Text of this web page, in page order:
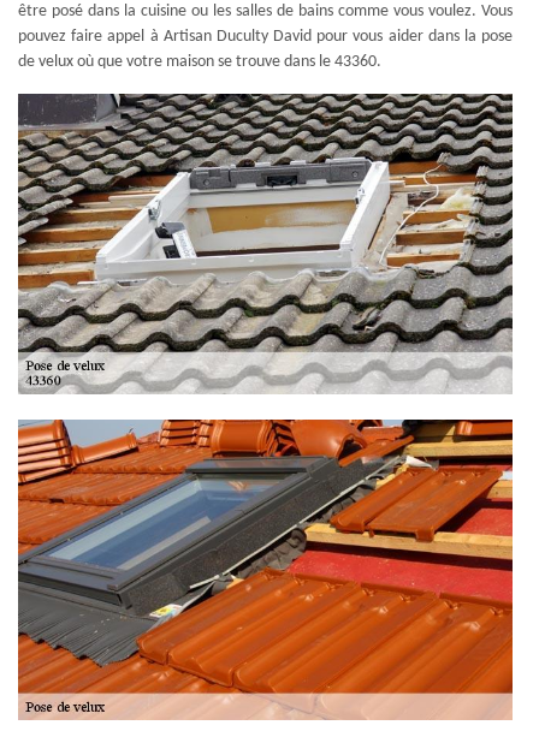
être posé dans la cuisine ou les salles de bains comme vous voulez. Vous
pouvez faire appel à Artisan Duculty David pour vous aider dans la pose
de velux où que votre maison se trouve dans le 43360.